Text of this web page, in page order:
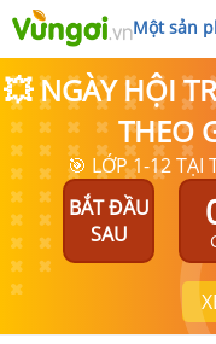
Một sản
💥 NGÀY HỘI
THEO
🎯 LỚP 1-12 TẠI
BẮT ĐẦU
SAU